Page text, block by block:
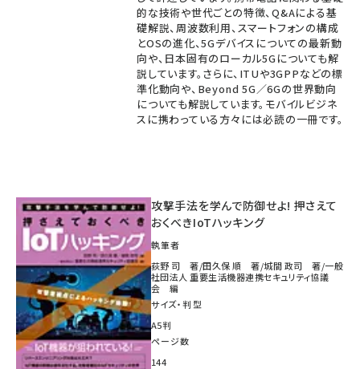
的な技術や世代ごとの特徴、Q&Aによる基
礎解説、周波数利用、スマートフォンの構成
とOSの進化、5Gデバイスについての最新動
向や、日本固有のローカル5Gについても解
説しています。さらに、ITUや3GPPなどの標
準化動向や、Beyond 5G／6Gの世界動向
についても解説しています。モバイルビジネ
スに携わっている方々には必読の一冊です。
攻撃手法を学んで防御せよ! 押さえて
おくべきIoTハッキング
執筆者
荻野 司 著/田久保 順 著/城間 政司 著/一般
社団法人 重要生活機器連携セキュリティ協議
会 編
サイズ・判型
A5判
ページ数
144